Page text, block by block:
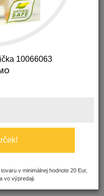
na posteľ pink
10066063
v minimálnej hodnote 20 Eur,
vo výpredaji.